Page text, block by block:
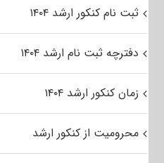
ثبت نام کنکور ارشد ۱۴۰۴
دفترچه ثبت نام ارشد ۱۴۰۴
زمان کنکور ارشد ۱۴۰۴
محرومیت از کنکور ارشد